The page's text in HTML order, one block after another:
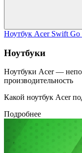
Ноутбук Acer Swift
Ноутбуки
Ноутбуки Acer —
производительность
Какой ноутбук Acer
Подробнее